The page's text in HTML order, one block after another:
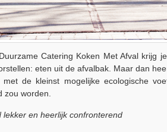
Catering Koken Met Afval krijg
eten uit de afvalbak. Maar dan
de kleinst mogelijke ecologische
zou worden.
lekker en heerlijk confronterend